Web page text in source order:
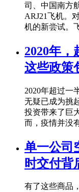
司、中国南方
ARJ21飞机。
机的新尝试。
2020年，
这些政策
2020年超过一
无疑已成为挑
投资带来了巨
而，疫情并没
单一公司
时交付背
有了这些商品